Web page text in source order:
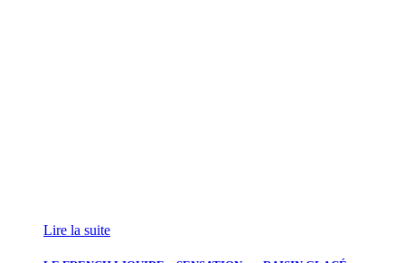
Lire la suite